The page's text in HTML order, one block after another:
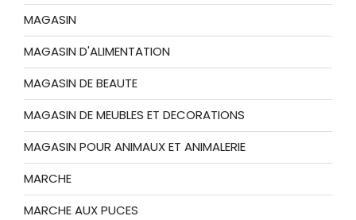
MAGASIN
MAGASIN D'ALIMENTATION
MAGASIN DE BEAUTE
MAGASIN DE MEUBLES ET DECORATIONS
MAGASIN POUR ANIMAUX ET ANIMALERIE
MARCHE
MARCHE AUX PUCES